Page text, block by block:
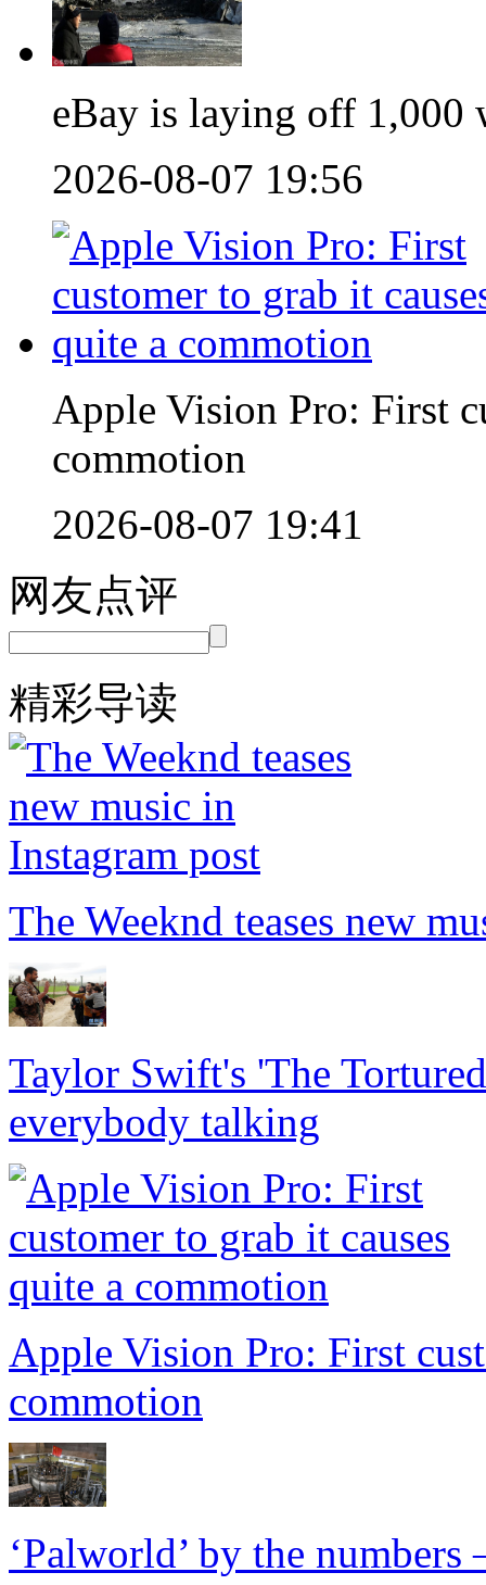
eBay is laying off 1,000
2026-08-07 19:56
Apple Vision Pro: First
commotion
2026-08-07 19:41
网友点评
精彩导读
The Weeknd teases new
Taylor Swift's 'The
everybody talking
Apple Vision Pro: First
commotion
‘Palworld’ by the